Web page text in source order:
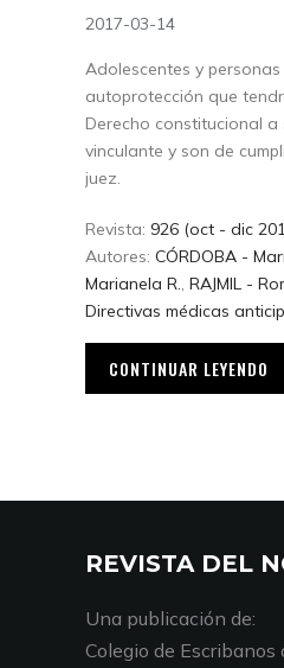
2017-03-14
Adolescentes y
autoprotección que
Derecho constitucional
vinculante y son de
juez.
Revista: 926 (oct - dic
Autores: CÓRDOBA -
Marianela R., RAJMIL -
Directivas médicas
CONTINUAR LEYENDO
REVISTA DEL
Una publicación de:
Colegio de Escribanos